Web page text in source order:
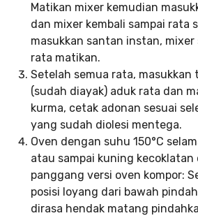
Matikan mixer kemudian
dan mixer kembali sampai rata
masukkan santan instan,
rata matikan.
Setelah semua rata, masukkan
(sudah diayak) aduk rata dan
kurma, cetak adonan sesuai
yang sudah diolesi mentega.
Oven dengan suhu 150°C
atau sampai kuning kecoklatan
panggang versi oven kompor:
posisi loyang dari bawah
dirasa hendak matang